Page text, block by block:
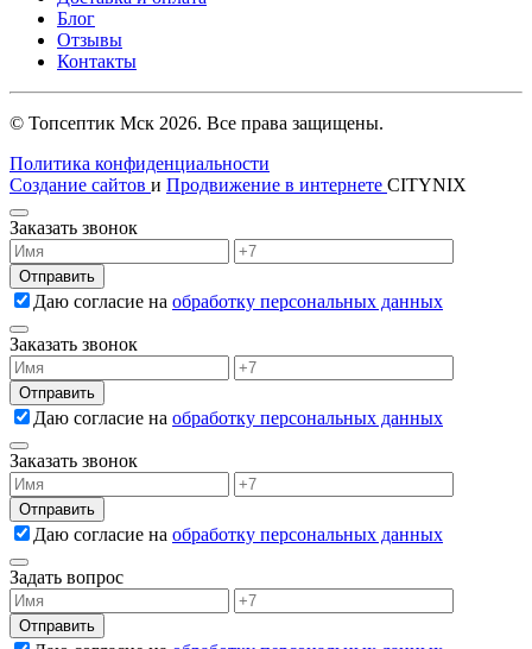
Блог
Отзывы
Контакты
© Топсептик Мск 2026. Все права защищены.
Политика конфиденциальности
Создание сайтов и Продвижение в интернете CITYNIX
Заказать звонок
Даю согласие на обработку персональных данных
Заказать звонок
Даю согласие на обработку персональных данных
Заказать звонок
Даю согласие на обработку персональных данных
Задать вопрос